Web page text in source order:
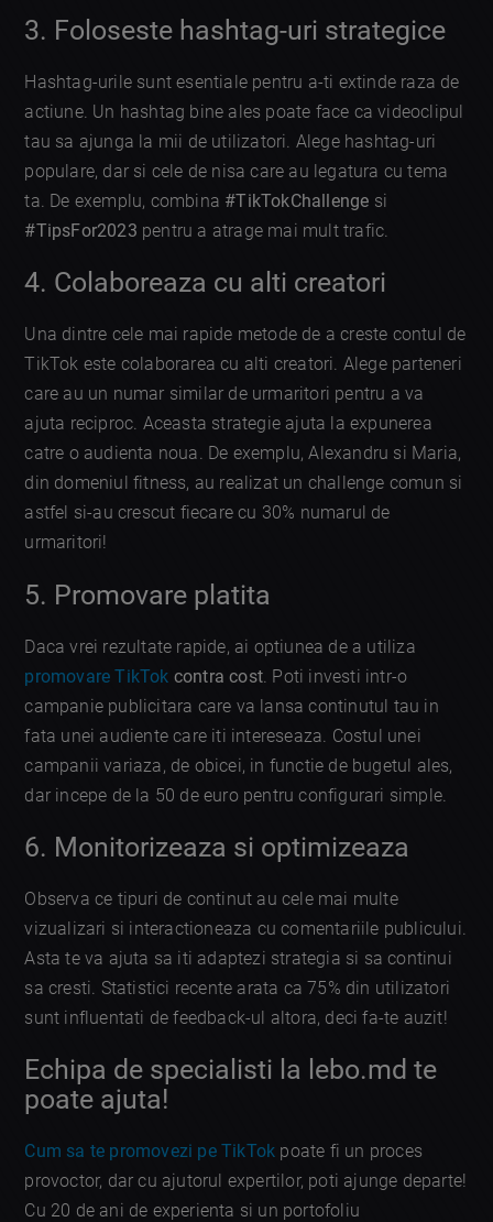
3. Foloseste hashtag-uri strategice
Hashtag-urile sunt esentiale pentru a-ti extinde raza de
actiune. Un hashtag bine ales poate face ca videoclipul
tau sa ajunga la mii de utilizatori. Alege hashtag-uri
populare, dar si cele de nisa care au legatura cu tema
ta. De exemplu, combina #TikTokChallenge si
#TipsFor2023 pentru a atrage mai mult trafic.
4. Colaboreaza cu alti creatori
Una dintre cele mai rapide metode de a creste contul de
TikTok este colaborarea cu alti creatori. Alege parteneri
care au un numar similar de urmaritori pentru a va
ajuta reciproc. Aceasta strategie ajuta la expunerea
catre o audienta noua. De exemplu, Alexandru si Maria,
din domeniul fitness, au realizat un challenge comun si
astfel si-au crescut fiecare cu 30% numarul de
urmaritori!
5. Promovare platita
Daca vrei rezultate rapide, ai optiunea de a utiliza
promovare TikTok contra cost . Poti investi intr-o
campanie publicitara care va lansa continutul tau in
fata unei audiente care iti intereseaza. Costul unei
campanii variaza, de obicei, in functie de bugetul ales,
dar incepe de la 50 de euro pentru configurari simple.
6. Monitorizeaza si optimizeaza
Observa ce tipuri de continut au cele mai multe
vizualizari si interactioneaza cu comentariile publicului.
Asta te va ajuta sa iti adaptezi strategia si sa continui
sa cresti. Statistici recente arata ca 75% din utilizatori
sunt influentati de feedback-ul altora, deci fa-te auzit!
Echipa de specialisti la lebo.md te
poate ajuta!
Cum sa te promovezi pe TikTok poate fi un proces
provoctor, dar cu ajutorul expertilor, poti ajunge departe!
Cu 20 de ani de experienta si un portofoliu